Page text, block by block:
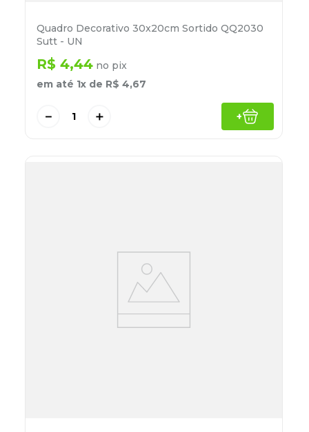
Quadro Decorativo 30x20cm Sortido QQ2030
Sutt - UN
R$ 4,44 no pix
em até 1x de R$ 4,67
＋
－ +